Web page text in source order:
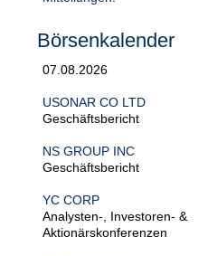
Börsenkalender
07.08.2026
USONAR CO LTD
Geschäftsbericht
NS GROUP INC
Geschäftsbericht
YC CORP
Analysten-, Investoren- &
Aktionärskonferenzen